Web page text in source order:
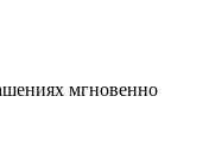
мгновенно